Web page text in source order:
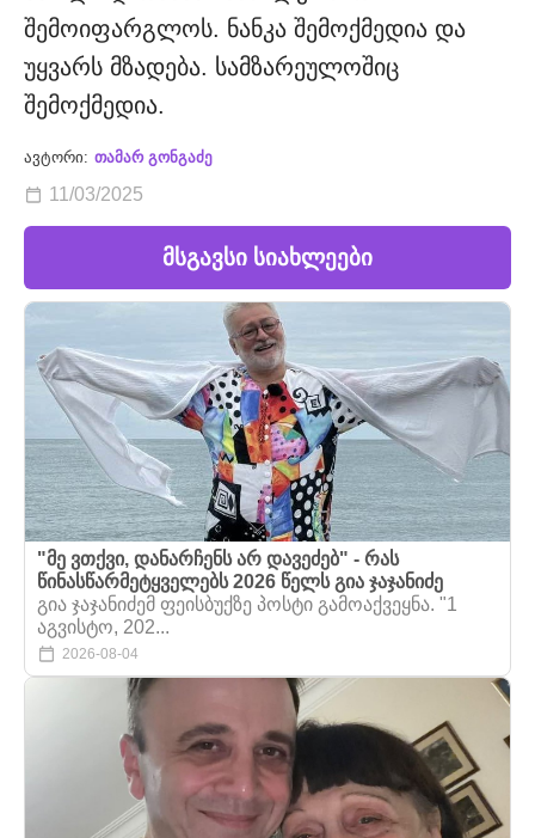
შემოიფარგლოს. ნანკა შემოქმედია და
უყვარს მზადება. სამზარეულოშიც
შემოქმედია.
ავტორი: თამარ გონგაძე
11/03/2025
მსგავსი სიახლეები
"მე ვთქვი, დანარჩენს არ დავეძებ" - რას
წინასწარმეტყველებს 2026 წელს გია ჯაჯანიძე
გია ჯაჯანიძემ ფეისბუქზე პოსტი გამოაქვეყნა. "1
აგვისტო, 202...
2026-08-04